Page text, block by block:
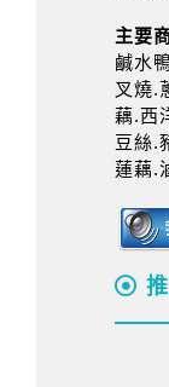
主要
鹹水
叉燒.
藕.西
豆絲.
蓮藕.